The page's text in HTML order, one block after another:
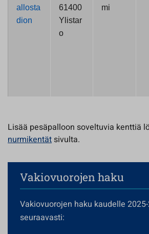
allosta
dion
61400
Ylistar
o
mi
Lisää pesäpalloon soveltuvia kenttiä
nurmikentät sivulta.
Vakiovuorojen haku
Vakiovuorojen haku kaudelle
seuraavasti: